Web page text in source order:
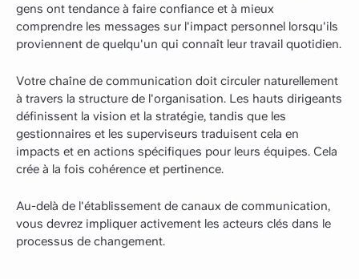
gens ont tendance à faire confiance et à mieux
comprendre les messages sur l'impact personnel lorsqu'ils
proviennent de quelqu'un qui connaît leur travail quotidien.
Votre chaîne de communication doit circuler naturellement
à travers la structure de l'organisation. Les hauts dirigeants
définissent la vision et la stratégie, tandis que les
gestionnaires et les superviseurs traduisent cela en
impacts et en actions spécifiques pour leurs équipes. Cela
crée à la fois cohérence et pertinence.
Au-delà de l'établissement de canaux de communication,
vous devrez impliquer activement les acteurs clés dans le
processus de changement.